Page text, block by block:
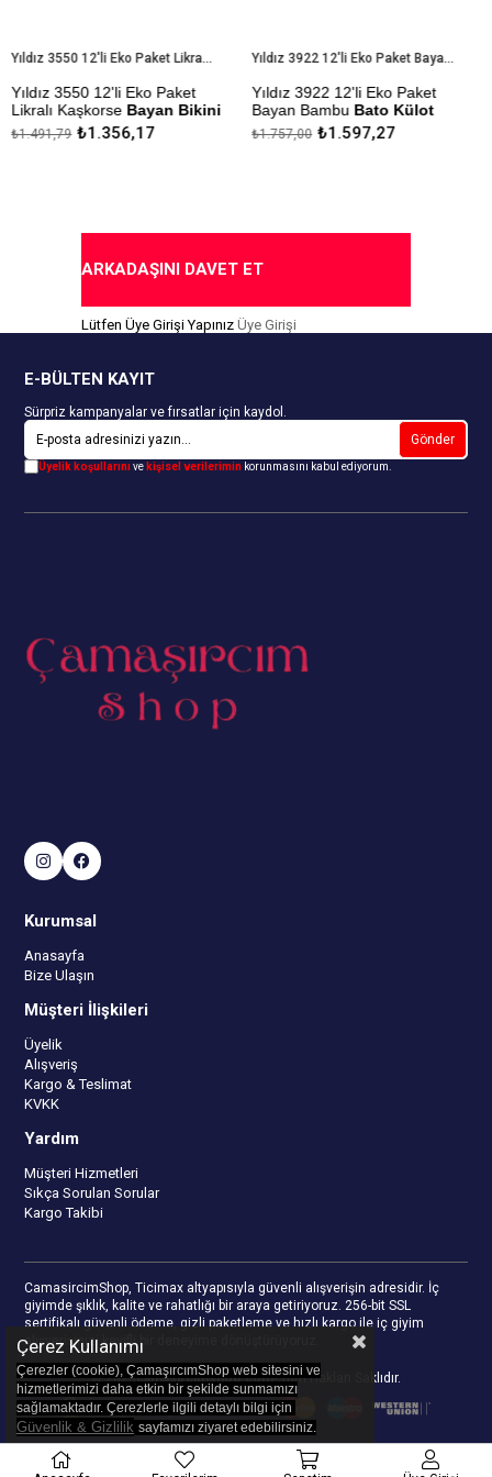
Yıldız 3550 12'li Eko Paket Likralı Kaşkorse Bayan Bikini Külot
3550 12'li Eko Paket
KaşkorseBayan Bikini
₺1.356,17
Yıldız 3922 12'li Eko Paket Bayan Bambu Bato Külot
Yıldız 3922 12'li Eko Paket
Bayan BambuBato Külot
Çekmezlik Sanfor Testi
₺1.597,27
₺1.757,00
ARKADAŞINI DAVET ET
Lütfen Üye Girişi Yapınız Üye Girişi
E-BÜLTEN KAYIT
Sürpriz kampanyalar ve fırsatlar için kaydol.
Gönder
Üyelik koşullarınıve kişisel verilerimin korunmasını kabul ediyorum.
Kurumsal
Anasayfa
Bize Ulaşın
Müşteri İlişkileri
Üyelik
Alışveriş
Kargo & Teslimat
KVKK
Yardım
Müşteri Hizmetleri
Sıkça Sorulan Sorular
Kargo Takibi
CamasircimShop, Ticimax altyapısıyla güvenli alışverişin adresidir. İç
giyimde şıklık, kalite ve rahatlığı bir araya getiriyoruz. 256-bit SSL
sertifikalı güvenli ödeme, gizli paketleme ve hızlı kargo ile iç giyim
alışverişinizi keyifli bir deneyime dönüştürüyoruz.
© 2023camasircimshop.com- Tüm Hakları Saklıdır.
Çerez Kullanımı
Çerezler (cookie), ÇamaşırcımShop web sitesini ve
hizmetlerimizi daha etkin bir şekilde sunmamızı
sağlamaktadır. Çerezlerle ilgili detaylı bilgi için
Güvenlik & Gizlilik sayfamızı ziyaret edebilirsiniz.